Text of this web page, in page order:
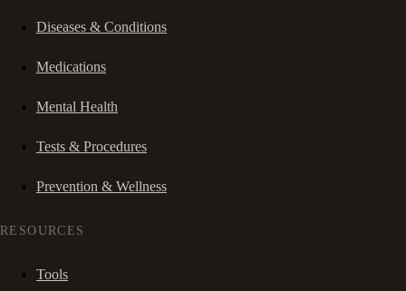
Diseases & Conditions
Medications
Mental Health
Tests & Procedures
Prevention & Wellness
RESOURCES
Tools